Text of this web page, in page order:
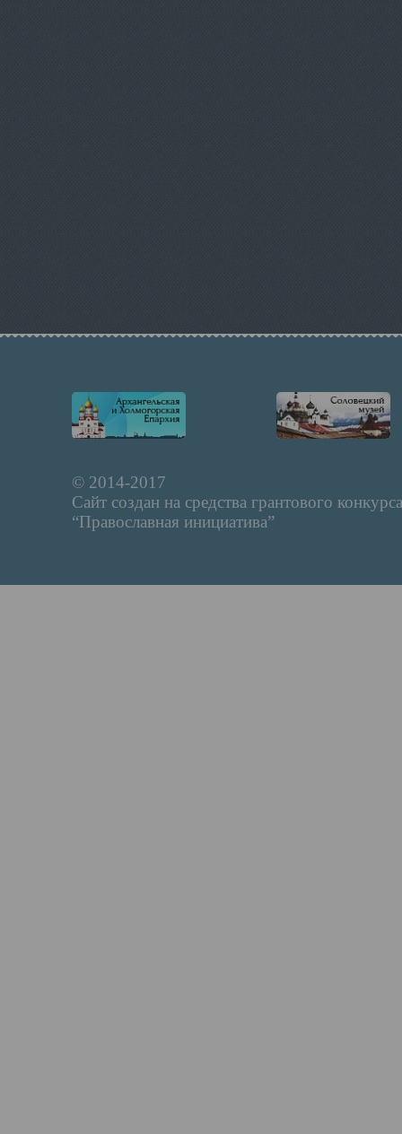
© 2014-2017
Сайт создан на средства грантового конкурса
“Православная инициатива”